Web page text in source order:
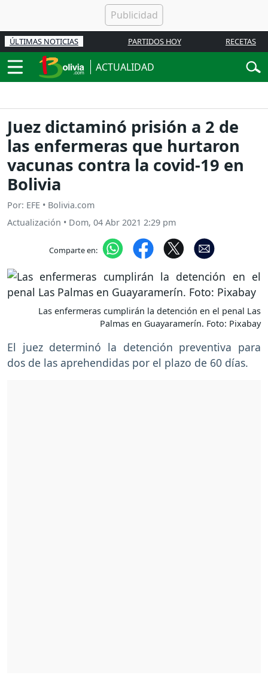
ÚLTIMAS NOTICIAS PARTIDOS HOY RECETAS
ACTUALIDAD
Juez dictaminó prisión a 2 de
las enfermeras que hurtaron
vacunas contra la covid-19 en
Bolivia
Por: EFE • Bolivia.com
Actualización • Dom, 04 Abr 2021 2:29 pm
Comparte en:
Las enfermeras cumplirán la detención en el penal Las
Palmas en Guayaramerín. Foto: Pixabay
El juez determinó la detención preventiva para
dos de las aprehendidas por el plazo de 60 días.